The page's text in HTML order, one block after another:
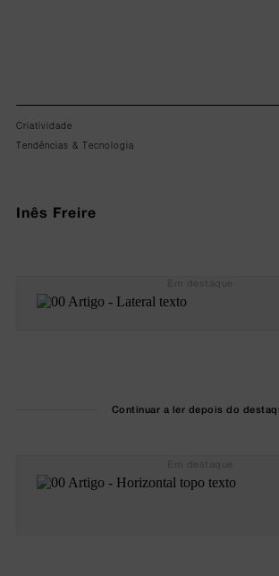
Criatividade
Tendências & Tecnologia
Inês Freire
Continuar a ler depois do